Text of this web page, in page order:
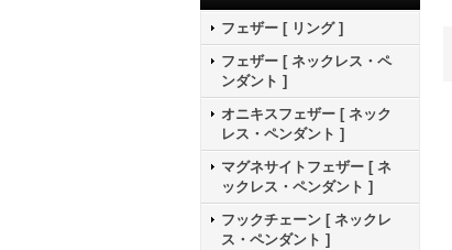
フェザー [ リング ]
フェザー [ ネックレス・ペ
ンダント ]
オニキスフェザー [ ネック
レス・ペンダント ]
マグネサイトフェザー [ ネ
ックレス・ペンダント ]
フックチェーン [ ネックレ
ス・ペンダント ]